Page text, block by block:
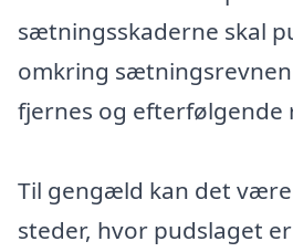
sætningsskaderne skal
omkring
fjernes og efterfølgende
Til gengæld kan det
steder, hvor pudslaget